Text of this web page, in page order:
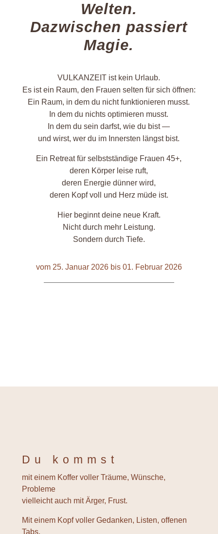
Welten.
Dazwischen passiert
Magie.
VULKANZEIT ist kein Urlaub.
Es ist ein Raum, den Frauen selten für sich öffnen:
Ein Raum, in dem du nicht funktionieren musst.
In dem du nichts optimieren musst.
In dem du sein darfst, wie du bist —
und wirst, wer du im Innersten längst bist.
Ein Retreat für selbstständige Frauen 45+,
deren Körper leise ruft,
deren Energie dünner wird,
deren Kopf voll und Herz müde ist.
Hier beginnt deine neue Kraft.
Nicht durch mehr Leistung.
Sondern durch Tiefe.
vom 25. Januar 2026 bis 01. Februar 2026
Du kommst
mit einem Koffer voller Träume, Wünsche,
Probleme
vielleicht auch mit Ärger, Frust.
Mit einem Kopf voller Gedanken, Listen, offenen
Tabs.